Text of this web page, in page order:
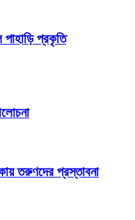
প্রকৃতি
তরুণদের প্রস্তাবনা